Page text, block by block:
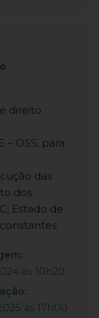
direito
– OSS, para
das
dos
Estado de
às 10h20
às 17h00